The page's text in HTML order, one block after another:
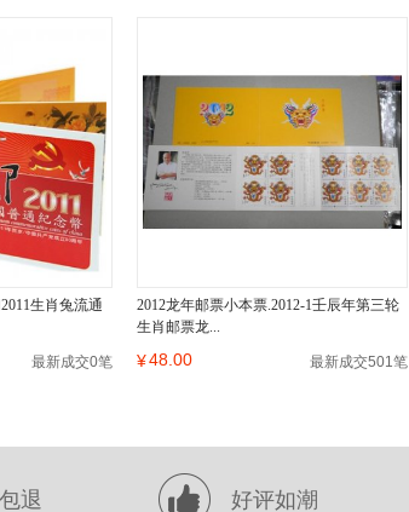
生肖兔流通
最新成交0笔
2012龙年邮票小本票.2012-1壬辰年第三轮
生肖邮票龙...
¥48.00 最新成交501笔
退 好评如潮